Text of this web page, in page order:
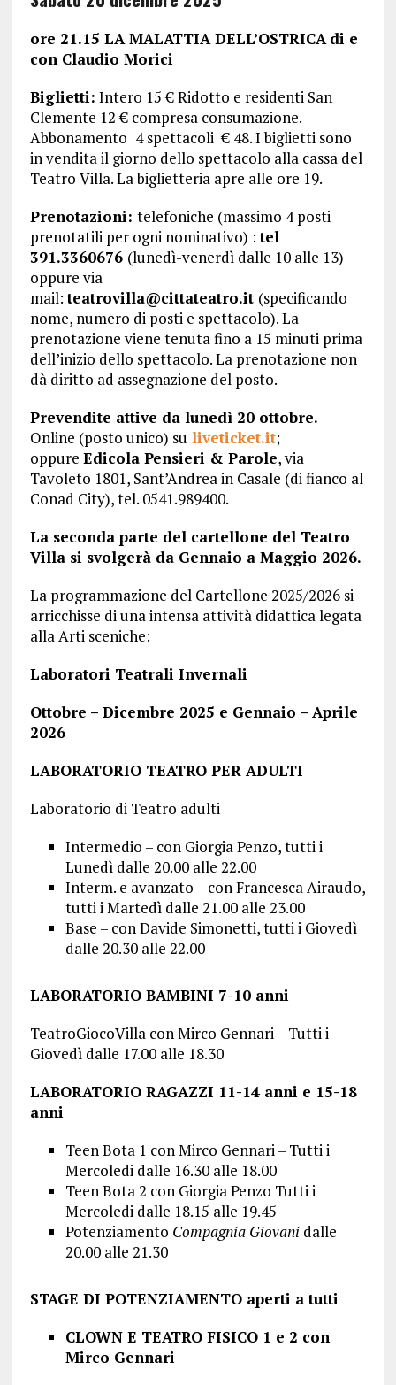
ore 21.15 LA MALATTIA DELL’OSTRICA di e
con Claudio Morici
Biglietti: Intero 15 € Ridotto e residenti San
Clemente 12 € compresa consumazione.
Abbonamento 4 spettacoli € 48. I biglietti sono
in vendita il giorno dello spettacolo alla cassa del
Teatro Villa. La biglietteria apre alle ore 19.
Prenotazioni: telefoniche (massimo 4 posti
prenotatili per ogni nominativo) :tel
391.3360676 (lunedì-venerdì dalle 10 alle 13)
oppure via
mail:teatrovilla@cittateatro.it (specificando
nome, numero di posti e spettacolo). La
prenotazione viene tenuta fino a 15 minuti prima
dell’inizio dello spettacolo. La prenotazione non
dà diritto ad assegnazione del posto.
Prevendite attive da lunedì 20 ottobre.
Online (posto unico) su liveticket.it;
oppure Edicola Pensieri & Parole, via
Tavoleto 1801, Sant’Andrea in Casale (di fianco al
Conad City), tel. 0541.989400.
La seconda parte del cartellone del Teatro
Villa si svolgerà da Gennaio a Maggio 2026.
La programmazione del Cartellone 2025/2026 si
arricchisse di una intensa attività didattica legata
alla Arti sceniche:
Laboratori Teatrali Invernali
Ottobre – Dicembre 2025 e Gennaio – Aprile
2026
LABORATORIO TEATRO PER ADULTI
Laboratorio di Teatro adulti
Intermedio – con Giorgia Penzo, tutti i
Lunedì dalle 20.00 alle 22.00
Interm. e avanzato – con Francesca Airaudo,
tutti i Martedì dalle 21.00 alle 23.00
Base – con Davide Simonetti, tutti i Giovedì
dalle 20.30 alle 22.00
LABORATORIO BAMBINI 7-10 anni
TeatroGiocoVilla con Mirco Gennari – Tutti i
Giovedì dalle 17.00 alle 18.30
LABORATORIO RAGAZZI 11-14 anni e 15-18
anni
Teen Bota 1 con Mirco Gennari – Tutti i
Mercoledi dalle 16.30 alle 18.00
Teen Bota 2 con Giorgia Penzo Tutti i
Mercoledi dalle 18.15 alle 19.45
Potenziamento Compagnia Giovanidalle
20.00 alle 21.30
STAGE DI POTENZIAMENTO aperti a tutti
CLOWN E TEATRO FISICO 1 e 2 con
Mirco Gennari